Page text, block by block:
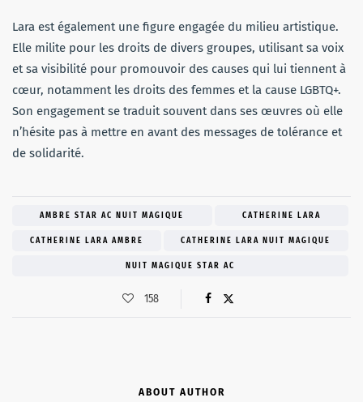
Lara est également une figure engagée du milieu artistique.
Elle milite pour les droits de divers groupes, utilisant sa voix
et sa visibilité pour promouvoir des causes qui lui tiennent à
cœur, notamment les droits des femmes et la cause LGBTQ+.
Son engagement se traduit souvent dans ses œuvres où elle
n’hésite pas à mettre en avant des messages de tolérance et
de solidarité.
AMBRE STAR AC NUIT MAGIQUE CATHERINE LARA
CATHERINE LARA AMBRE CATHERINE LARA NUIT MAGIQUE
NUIT MAGIQUE STAR AC
158
ABOUT AUTHOR